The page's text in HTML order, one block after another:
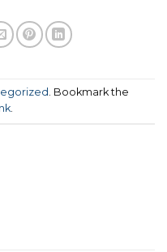
. Bookmark the